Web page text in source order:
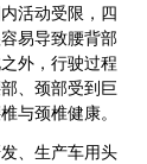
活动受限，四
易导致腰背部
外，行驶过程
、颈部受到巨
与颈椎健康。
、生产车用头